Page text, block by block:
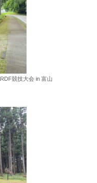
競技大会 in 富山